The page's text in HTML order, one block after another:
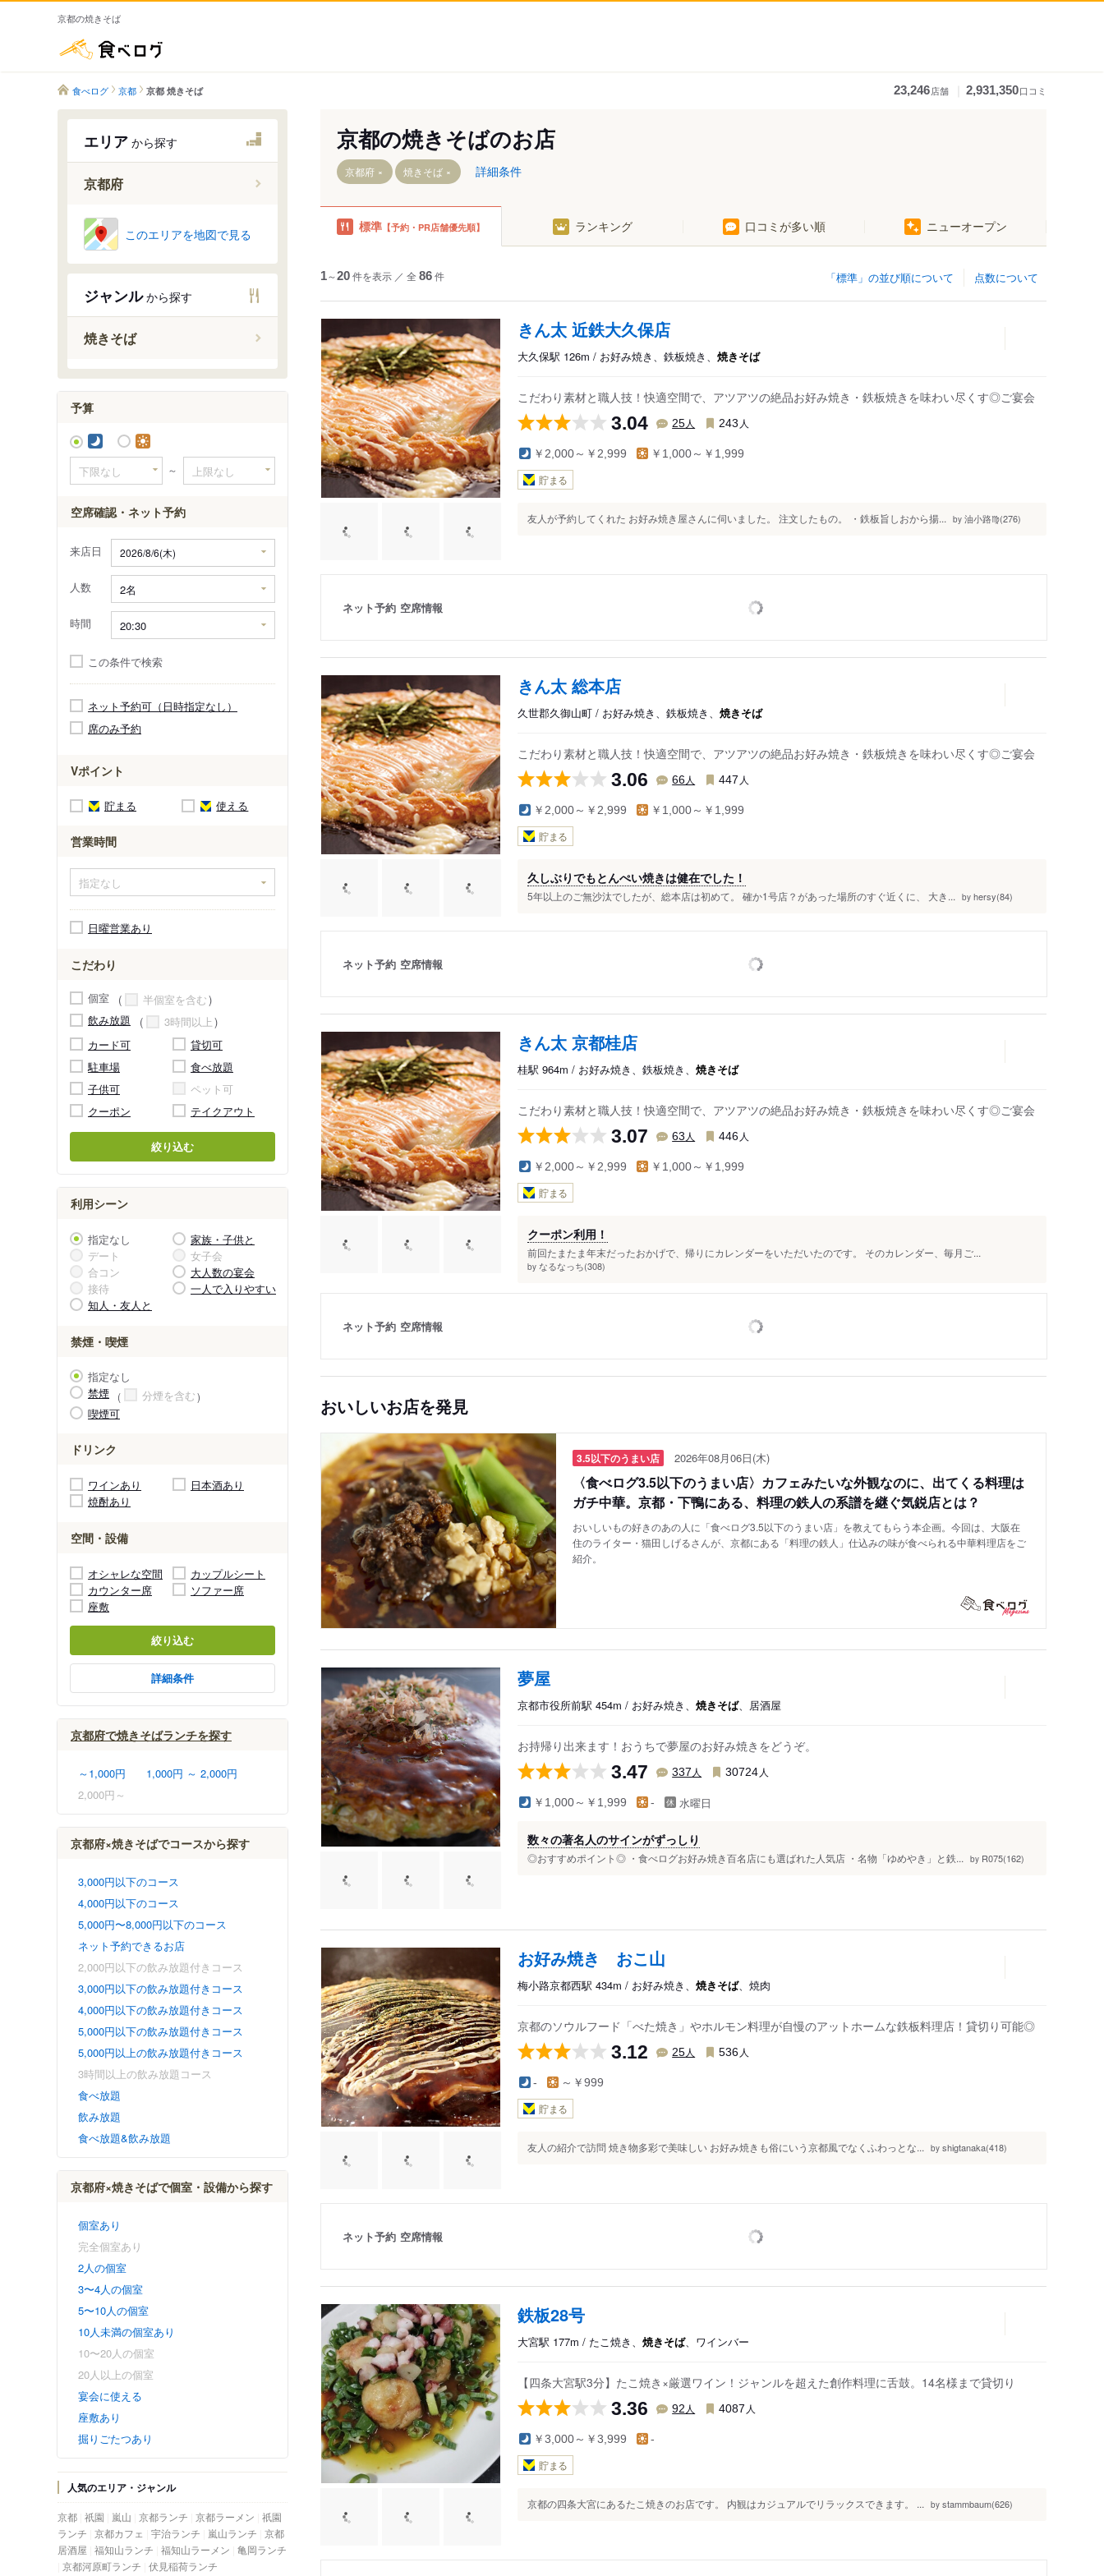
京都の焼きそば
食べログ 京都 京都 焼きそば 23,246店舗 2,931,350口コミ
エリア から探す
京都府
京都市
亀岡・丹波・福知山
天橋立・丹後半島
このエリアを地図で見る
ジャンルから探す
焼きそば
予算
～
空席確認・ネット予約
来店日
人数
時間
この条件で検索
ネット予約可（日時指定なし）
席のみ予約
Vポイント
貯まる 使える
営業時間
日曜営業あり
こだわり
個室
半個室を含む
飲み放題
3時間以上
カード可
貸切可
駐車場
食べ放題
子供可
ペット可
クーポン
テイクアウト
絞り込む
利用シーン
指定なし
家族・子供と
デート
女子会
合コン
大人数の宴会
接待
一人で入りやすい
知人・友人と
禁煙・喫煙
指定なし
禁煙
分煙を含む
喫煙可
ドリンク
ワインあり
日本酒あり
焼酎あり
空間・設備
オシャレな空間
カップルシート
カウンター席
ソファー席
座敷
絞り込む
詳細条件
京都府で焼きそばランチを探す
～1,000円
1,000円 ～ 2,000円
2,000円～
京都府×焼きそばでコースから探す
3,000円以下のコース
4,000円以下のコース
5,000円〜8,000円以下のコース
ネット予約できるお店
2,000円以下の飲み放題付きコース
3,000円以下の飲み放題付きコース
4,000円以下の飲み放題付きコース
5,000円以下の飲み放題付きコース
5,000円以上の飲み放題付きコース
3時間以上の飲み放題コース
食べ放題
飲み放題
食べ放題&飲み放題
京都府×焼きそばで個室・設備から探す
個室あり
完全個室あり
2人の個室
3〜4人の個室
5〜10人の個室
10人未満の個室あり
10〜20人の個室
20人以上の個室
宴会に使える
座敷あり
掘りごたつあり
人気のエリア・ジャンル
京都 祇園 嵐山 京都ランチ 京都ラーメン 祇園
ランチ 京都カフェ 宇治ランチ 嵐山ランチ 京都
居酒屋 福知山ランチ 福知山ラーメン 亀岡ランチ
京都河原町ランチ 伏見稲荷ランチ
京都の焼きそばのお店
京都府 焼きそば 詳細条件
標準 【予約・PR店舗優先順】 ランキング 口コミが多い順 ニューオープン
点数について
「標準」の並び順について
1～20件を表示 ／ 全 86件
きん太 近鉄大久保店
大久保駅 126m / お好み焼き、鉄板焼き、 焼きそば
こだわり素材と職人技！快適空間で、アツアツの絶品お好み焼き・鉄板焼きを味わい尽くす◎ご宴会
3.04 25人 243 人
￥2,000～￥2,999 ￥1,000～￥1,999
貯まる
友人が予約してくれた お好み焼き屋さんに伺いました。 注文したもの。 ・鉄板旨しおから揚... by 油小路♍(276)
ネット予約 空席情報
きん太 総本店
久世郡久御山町 / お好み焼き、鉄板焼き、 焼きそば
こだわり素材と職人技！快適空間で、アツアツの絶品お好み焼き・鉄板焼きを味わい尽くす◎ご宴会
3.06 66人 447 人
￥2,000～￥2,999 ￥1,000～￥1,999
貯まる
久しぶりでもとんぺい焼きは健在でした！
5年以上のご無沙汰でしたが、総本店は初めて。 確か1号店？があった場所のすぐ近くに、 大き... by hersy(84)
ネット予約 空席情報
きん太 京都桂店
桂駅 964m / お好み焼き、鉄板焼き、 焼きそば
こだわり素材と職人技！快適空間で、アツアツの絶品お好み焼き・鉄板焼きを味わい尽くす◎ご宴会
3.07 63 人 446 人
￥2,000～￥2,999 ￥1,000～￥1,999
貯まる
クーポン利用！
前回たまたま年末だったおかげで、帰りにカレンダーをいただいたのです。 そのカレンダー、毎月ご...
by なるなっち(308)
ネット予約 空席情報
おいしいお店を発見
3.5以下のうまい店 2026年08月06日(木)
〈食べログ3.5以下のうまい店〉カフェみたいな外観なのに、出てくる料理は
ガチ中華。京都・下鴨にある、料理の鉄人の系譜を継ぐ気鋭店とは？
おいしいもの好きのあの人に「食べログ3.5以下のうまい店」を教えてもらう本企画。今回は、大阪在
住のライター・猫田しげるさんが、京都にある「料理の鉄人」仕込みの味が食べられる中華料理店をご
紹介。
夢屋
京都市役所前駅 454m / お好み焼き、 焼きそば、居酒屋
お持帰り出来ます！おうちで夢屋のお好み焼きをどうぞ。
3.47 337 人 30724 人
￥1,000～￥1,999 - 水曜日
数々の著名人のサインがずっしり
◎おすすめポイント◎ ・食べログお好み焼き百名店にも選ばれた人気店 ・名物「ゆめやき」と鉄... by R075(162)
お好み焼き おこ山
梅小路京都西駅 434m / お好み焼き、 焼きそば、焼肉
京都のソウルフード「べた焼き」やホルモン料理が自慢のアットホームな鉄板料理店！貸切り可能◎
3.12 25人 536 人
- ～￥999
貯まる
友人の紹介で訪問 焼き物多彩で美味しい お好み焼きも俗にいう京都風でなくふわっとな... by shigtanaka(418)
ネット予約 空席情報
鉄板28号
大宮駅 177m / たこ焼き、 焼きそば、ワインバー
【四条大宮駅3分】たこ焼き×厳選ワイン！ジャンルを超えた創作料理に舌鼓。14名様まで貸切り
3.36 92 人 4087 人
￥3,000～￥3,999 -
貯まる
京都の四条大宮にあるたこ焼きのお店です。 内観はカジュアルでリラックスできます。 ... by stammbaum(626)